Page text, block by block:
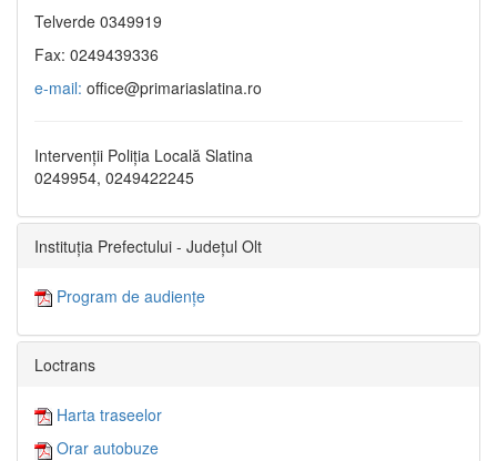
Telverde 0349919
Fax: 0249439336
e-mail: office@primariaslatina.ro
Intervenții Poliția Locală Slatina
0249954, 0249422245
Instituția Prefectului - Județul Olt
Program de audiențe
Loctrans
Harta traseelor
Orar autobuze